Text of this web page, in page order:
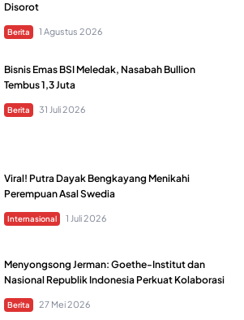
Disorot
Berita 1 Agustus 2026
Bisnis Emas BSI Meledak, Nasabah Bullion
Tembus 1,3 Juta
Berita 31 Juli 2026
Viral! Putra Dayak Bengkayang Menikahi
Perempuan Asal Swedia
Internasional 1 Juli 2026
Menyongsong Jerman: Goethe-Institut dan
Nasional Republik Indonesia Perkuat Kolaborasi
Berita 27 Mei 2026